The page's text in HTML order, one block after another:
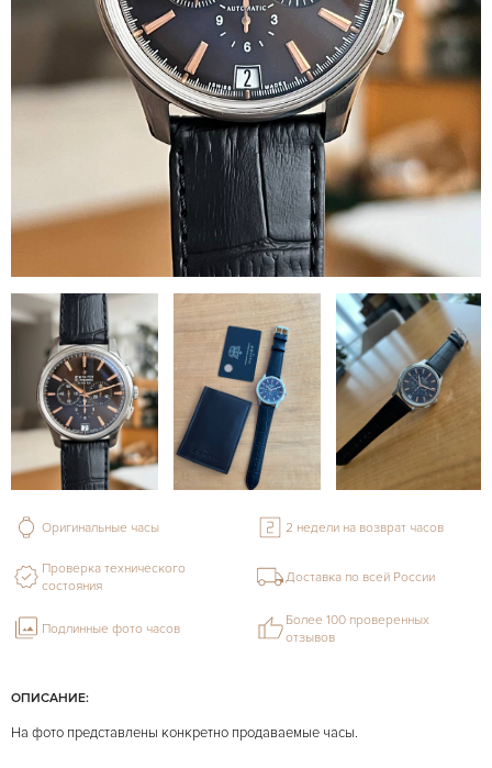
ОПИСАНИЕ:
На фото представлены конкретно продаваемые часы.
Оригинальные часы 2 недели на возврат часов
Проверка технического
состояния
Доставка по всей России
Подлинные фото часов
Более 100 проверенных
отзывов